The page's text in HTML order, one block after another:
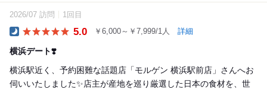
2026/07 訪問 1回目
5.0 ￥6,000～￥7,999/1人 詳細
横浜デート❣️
横浜駅近く、予約困難な話題店「モルゲン 横浜駅前店」さんへお
伺いいたしました✨店主が産地を巡り厳選した日本の食材を、世